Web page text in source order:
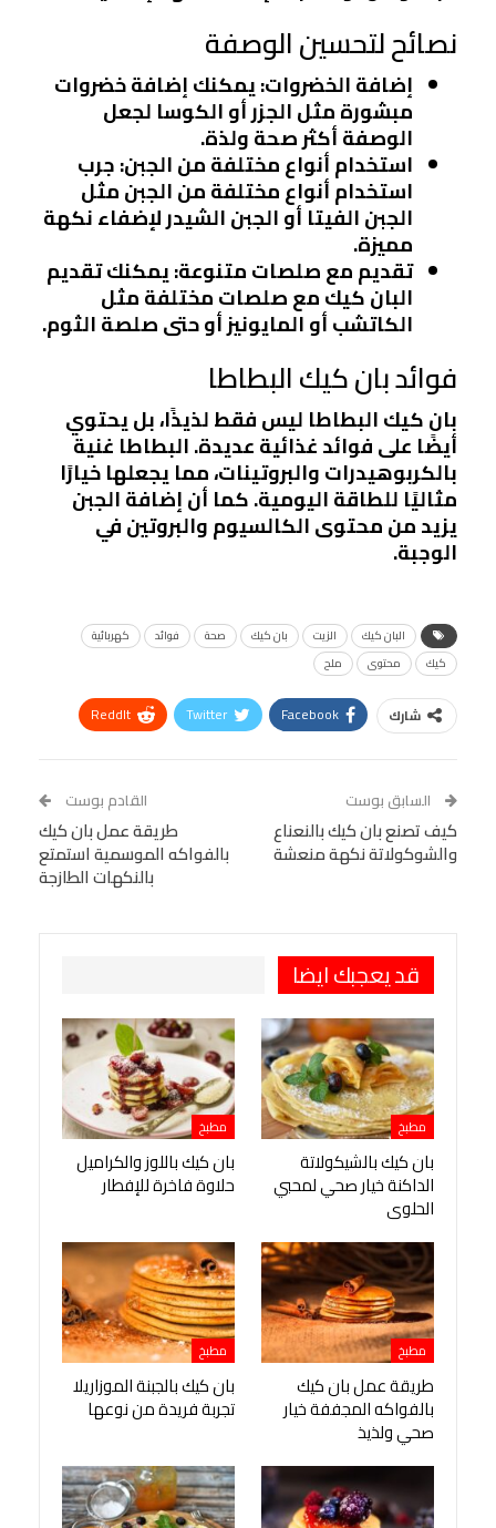
نصائح لتحسين الوصفة
إضافة الخضروات: يمكنك إضافة خضروات
مبشورة مثل الجزر أو الكوسا لجعل
الوصفة أكثر صحة ولذة.
استخدام أنواع مختلفة من الجبن: جرب
استخدام أنواع مختلفة من الجبن مثل
الجبن الفيتا أو الجبن الشيدر لإضفاء نكهة
مميزة.
تقديم مع صلصات متنوعة: يمكنك تقديم
البان كيك مع صلصات مختلفة مثل
الكاتشب أو المايونيز أو حتى صلصة الثوم.
فوائد بان كيك البطاطا
بان كيك البطاطا ليس فقط لذيذًا، بل يحتوي
أيضًا على فوائد غذائية عديدة. البطاطا غنية
بالكربوهيدرات والبروتينات، مما يجعلها خيارًا
مثاليًا للطاقة اليومية. كما أن إضافة الجبن
يزيد من محتوى الكالسيوم والبروتين في
الوجبة.
البان كيك الزيت بان كيك صحة فوائد
كهربائية
كيك
محتوى ملح
شارك Facebook
Twitter
ReddIt
البريد الإلكتروني
StumbleUpon
VK
Digg
LINE
BlackBerry
Viber
السابق بوست
كيف تصنع بان كيك بالنعناع
والشوكولاتة نكهة منعشة
القادم بوست
طريقة عمل بان كيك
بالفواكه الموسمية استمتع
بالنكهات الطازجة
قد يعجبك ايضا
مطبخ
بان كيك بالشيكولاتة
الداكنة خيار صحي لمحبي
الحلوى
مطبخ
بان كيك باللوز والكراميل
حلاوة فاخرة للإفطار
مطبخ
طريقة عمل بان كيك
بالفواكه المجففة خيار
صحي ولذيذ
مطبخ
بان كيك بالجبنة الموزاريلا
تجربة فريدة من نوعها